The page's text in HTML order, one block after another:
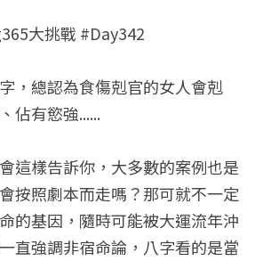
階班
階班
實戰錄》完整典藏版
理PDF
理1
理2
理3
鬆學
學八字推理
大挑戰 #Day342
，總認為食傷剋官的女人會剋
佔有慾強......
這樣告訴你，大多數的案例也是
按照劇本而走嗎？那可就不一定
的基因，隨時可能被大運流年沖
直強調非宿命論，八字看的是當